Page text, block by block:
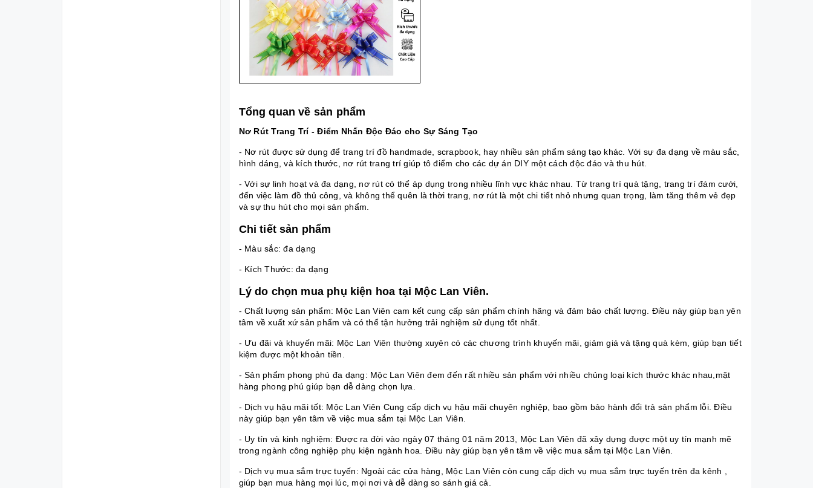
Tổng quan về sản phẩm
Nơ Rút Trang Trí - Điểm Nhấn Độc Đáo cho Sự Sáng Tạo
- Nơ rút được sử dụng để trang trí đồ handmade, scrapbook, hay nhiều sản phẩm sáng tạo khác. Với sự đa dạng về màu sắc,
hình dáng, và kích thước, nơ rút trang trí giúp tô điểm cho các dự án DIY một cách độc đáo và thu hút.
- Với sự linh hoạt và đa dạng, nơ rút có thể áp dụng trong nhiều lĩnh vực khác nhau. Từ trang trí quà tặng, trang trí đám cưới,
đến việc làm đồ thủ công, và không thể quên là thời trang, nơ rút là một chi tiết nhỏ nhưng quan trọng, làm tăng thêm vẻ đẹp
và sự thu hút cho mọi sản phẩm.
Chi tiết sản phẩm
- Màu sắc: đa dạng
- Kích Thước: đa dạng
Lý do chọn mua phụ kiện hoa tại Mộc Lan Viên.
- Chất lượng sản phẩm: Mộc Lan Viên cam kết cung cấp sản phẩm chính hãng và đảm bảo chất lượng. Điều này giúp bạn yên
tâm về xuất xứ sản phẩm và có thể tận hưởng trải nghiệm sử dụng tốt nhất.
- Ưu đãi và khuyến mãi: Mộc Lan Viên thường xuyên có các chương trình khuyến mãi, giảm giá và tặng quà kèm, giúp bạn tiết
kiệm được một khoản tiền.
- Sản phẩm phong phú đa dạng: Mộc Lan Viên đem đến rất nhiều sản phẩm với nhiều chủng loại kích thước khác nhau,mặt
hàng phong phú giúp bạn dễ dàng chọn lựa.
- Dịch vụ hậu mãi tốt: Mộc Lan Viên Cung cấp dịch vụ hậu mãi chuyên nghiệp, bao gồm bảo hành đổi trả sản phẩm lỗi. Điều
này giúp bạn yên tâm về việc mua sắm tại Mộc Lan Viên.
- Uy tín và kinh nghiệm: Được ra đời vào ngày 07 tháng 01 năm 2013, Mộc Lan Viên đã xây dựng được một uy tín mạnh mẽ
trong ngành công nghiệp phụ kiện ngành hoa. Điều này giúp bạn yên tâm về việc mua sắm tại Mộc Lan Viên.
- Dịch vụ mua sắm trực tuyến: Ngoài các cửa hàng, Mộc Lan Viên còn cung cấp dịch vụ mua sắm trực tuyến trên đa kênh ,
giúp bạn mua hàng mọi lúc, mọi nơi và dễ dàng so sánh giá cả.